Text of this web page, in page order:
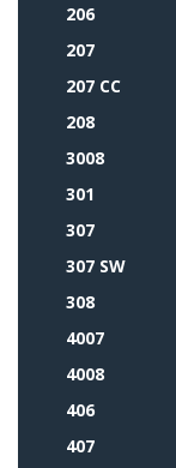
206
207
207 CC
208
3008
301
307
307 SW
308
4007
4008
406
407